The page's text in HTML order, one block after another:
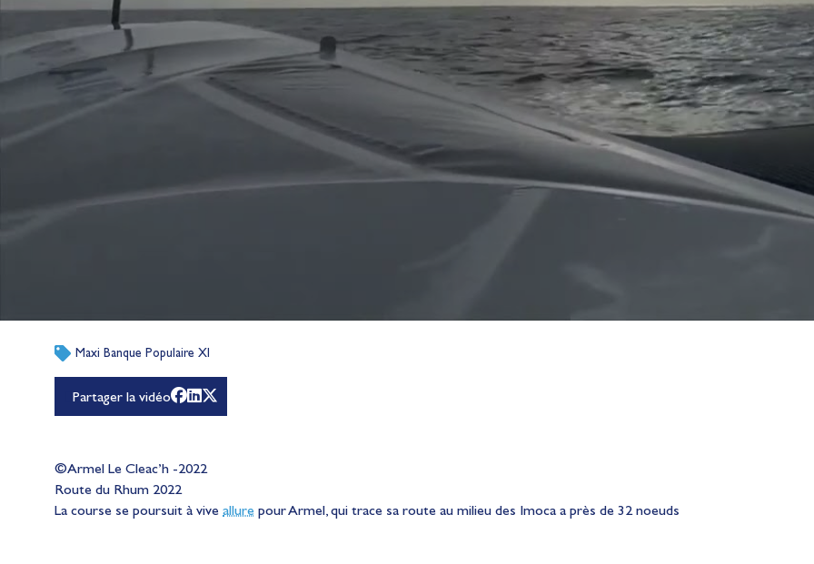
Maxi Banque Populaire XI
Partager la vidéo
©Armel Le Cleac’h -2022
Route du Rhum 2022
La course se poursuit à vive allure pour Armel, qui trace sa route au milieu des Imoca a près de 32 noeuds